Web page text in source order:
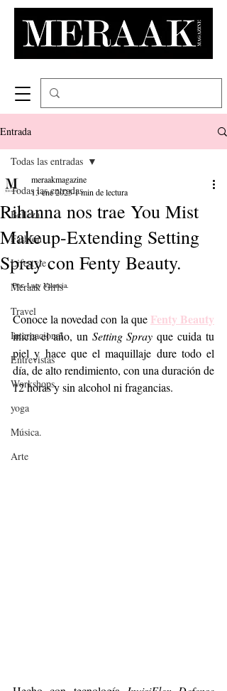
Entrada
Todas las entradas
Belleza
Fashion
Lifestyle
Meraak Girls
Travel
Internacional
Entrevistas
Workshops
yoga
Música.
Arte
Todas las entradas
Rihanna nos trae You Mist
Makeup-Extending Setting
Spray con Fenty Beauty.
meraakmagazine
13 ene 20251 min de lectura
Por: Lucy Valencia.
Conoce la novedad con la que Fenty Beauty
inicia el año, un Setting Spray que cuida tu
piel y hace que el maquillaje dure todo el
día, de alto rendimiento, con una duración de
12 horas y sin alcohol ni fragancias.